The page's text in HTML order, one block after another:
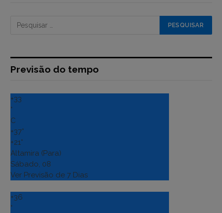
Previsão do tempo
+33
°
C
+37°
+21°
Altamira (Para)
Sábado, 08
Ver Previsão de 7 Dias
+36
°